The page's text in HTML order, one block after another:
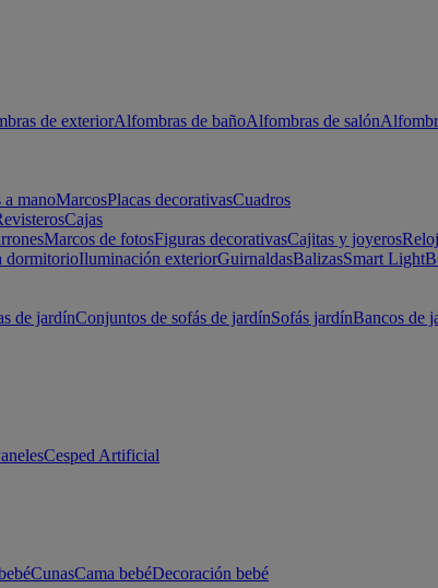
de exteriorAlfombras de bañoAlfombras de salón
a manoMarcosPlacas decorativasCuadros
Cajas
Marcos de fotosFiguras decorativasCajitas y joyeros
dormitorioIluminación exteriorGuirnaldasBalizasSmart Light
de jardínConjuntos de sofás de jardínSofás jardínBancos de
Cesped Artificial
CunasCama bebéDecoración bebé